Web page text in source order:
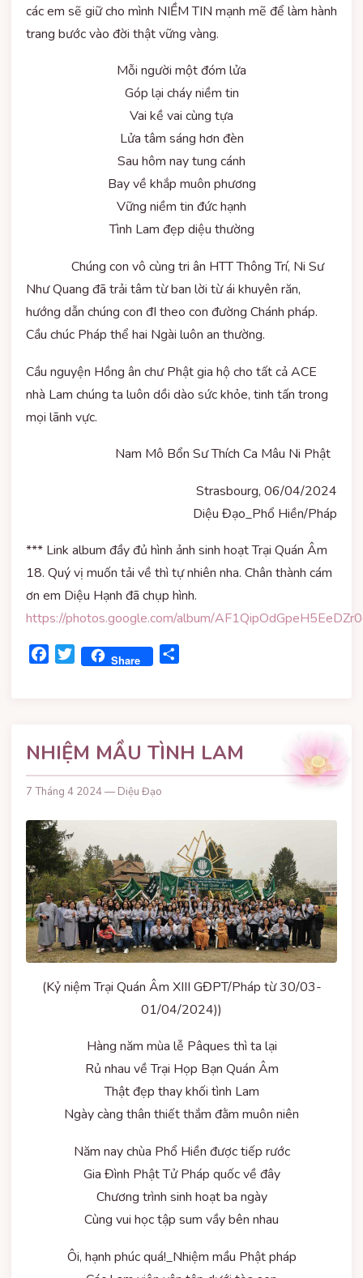
các em sẽ giữ cho mình NIỀM TIN mạnh mẽ để làm hành
trang bước vào đời thật vững vàng.
Mỗi người một đóm lửa
Góp lại cháy niềm tin
Vai kề vai cùng tựa
Lửa tâm sáng hơn đèn
Sau hôm nay tung cánh
Bay về khắp muôn phương
Vững niềm tin đức hạnh
Tình Lam đẹp diệu thường
Chúng con vô cùng tri ân HTT Thông Trí, Ni Sư
Như Quang đã trải tâm từ ban lời từ ái khuyên răn,
hướng dẫn chúng con đI theo con đường Chánh pháp.
Cầu chúc Pháp thể hai Ngài luôn an thường.
Cầu nguyện Hồng ân chư Phật gia hộ cho tất cả ACE
nhà Lam chúng ta luôn dồi dào sức khỏe, tinh tấn trong
mọi lãnh vực.
Nam Mô Bổn Sư Thích Ca Mâu Ni Phật
Strasbourg, 06/04/2024
Diệu Đạo_Phổ Hiền/Pháp
*** Link album đầy đủ hình ảnh sinh hoạt Trại Quán Âm
18. Quý vị muốn tải về thì tự nhiên nha. Chân thành cám
ơn em Diệu Hạnh đã chụp hình.
https://photos.google.com/album/
Facebook
TwitterShare
NHIỆM MẦU TÌNH LAM
7 Tháng 4 2024 — Diệu Đạo
(Kỷ niệm Trại Quán Âm XIII GĐPT/Pháp từ 30/03-
01/04/2024))
Hàng năm mùa lễ Pâques thì ta lại
Rủ nhau về Trại Họp Bạn Quán Âm
Thật đẹp thay khối tình Lam
Ngày càng thân thiết thắm đằm muôn niên
Năm nay chùa Phổ Hiền được tiếp rước
Gia Đình Phật Tử Pháp quốc về đây
Chương trình sinh hoạt ba ngày
Cùng vui học tập sum vầy bên nhau
Ôi, hạnh phúc quá!_Nhiệm mầu Phật pháp